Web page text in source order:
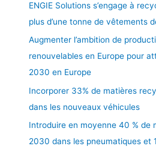
ENGIE Solutions s’engage à
plus d’une tonne de vêtements
Augmenter l’ambition de
renouvelables en Europe pour
2030 en Europe
Incorporer 33% de matières
dans les nouveaux véhicules
Introduire en moyenne 40 % de
2030 dans les pneumatiques et